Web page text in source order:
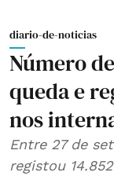
diario-de-noticias
Número
queda e
nos
Entre 27 de
registou